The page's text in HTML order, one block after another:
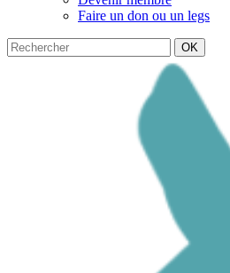
Faire un don ou un legs
OK